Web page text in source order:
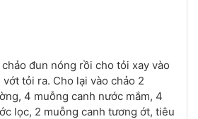
đun nóng rồi cho tỏi xay vào
tỏi ra. Cho lại vào chảo 2
4 muỗng canh nước mắm, 4
lọc, 2 muỗng canh tương ớt, tiêu